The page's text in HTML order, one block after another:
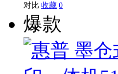
对比 收藏 0
爆款